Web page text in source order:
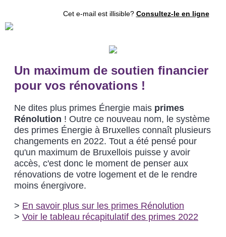
Cet e-mail est illisible? Consultez-le en ligne
Un maximum de soutien financier
pour vos rénovations !
Ne dites plus primes Énergie mais primes
Rénolution ! Outre ce nouveau nom, le système
des primes Énergie à Bruxelles connaît plusieurs
changements en 2022. Tout a été pensé pour
qu'un maximum de Bruxellois puisse y avoir
accès, c'est donc le moment de penser aux
rénovations de votre logement et de le rendre
moins énergivore.
> En savoir plus sur les primes Rénolution
> Voir le tableau récapitulatif des primes 2022